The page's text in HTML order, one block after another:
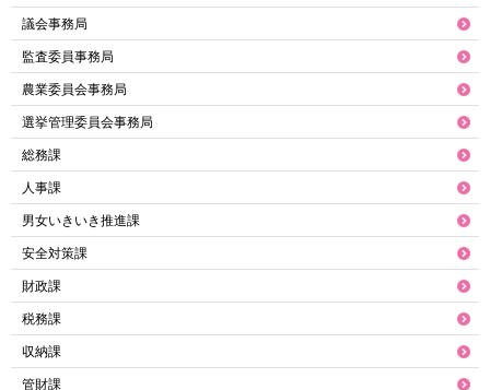
議会事務局
監査委員事務局
農業委員会事務局
選挙管理委員会事務局
総務課
人事課
男女いきいき推進課
安全対策課
財政課
税務課
収納課
管財課